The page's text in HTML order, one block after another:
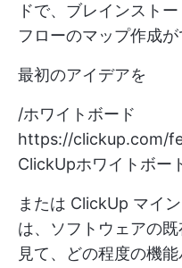
ドで、ブレインスト
フローのマップ作成が
最初のアイデアを
/ホワイトボード
https://clickup.com/
ClickUpホワイトボー
または ClickUp マイ
は、ソフトウェアの
見て、どの程度の機